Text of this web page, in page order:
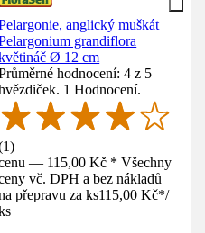
anglický muškát
grandiflora
Ø 12 cm
hodnocení: 4 z 5
1 Hodnocení.
1)
— 115,00 Kč * Všechny
vč. DPH a bez nákladů
přepravu za ks115,00 Kč*/